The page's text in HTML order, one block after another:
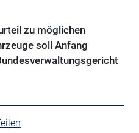
zu möglichen
soll Anfang